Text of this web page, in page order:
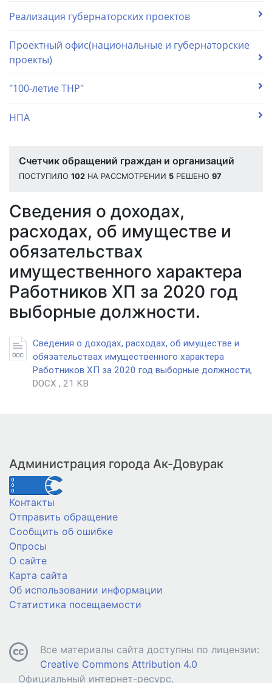
Реализация губернаторских проектов
Проектный офис(национальные и губернаторские
проекты)
"100-летие ТНР"
НПА
Счетчик обращений граждан и организаций
ПОСТУПИЛО 102 НА РАССМОТРЕНИИ 5 РЕШЕНО 97
Сведения о доходах,
расходах, об имуществе и
обязательствах
имущественного характера
Работников ХП за 2020 год
выборные должности.
Сведения о доходах, расходах, об имуществе и
обязательствах имущественного характера
Работников ХП за 2020 год выборные должности,
DOCX , 21 KB
Администрация города Ак-Довурак
Контакты
Отправить обращение
Сообщить об ошибке
Опросы
О сайте
Карта сайта
Об использовании информации
Статистика посещаемости
Все материалы сайта доступны по лицензии:
Creative Commons Attribution 4.0
Официальный интернет-ресурс.